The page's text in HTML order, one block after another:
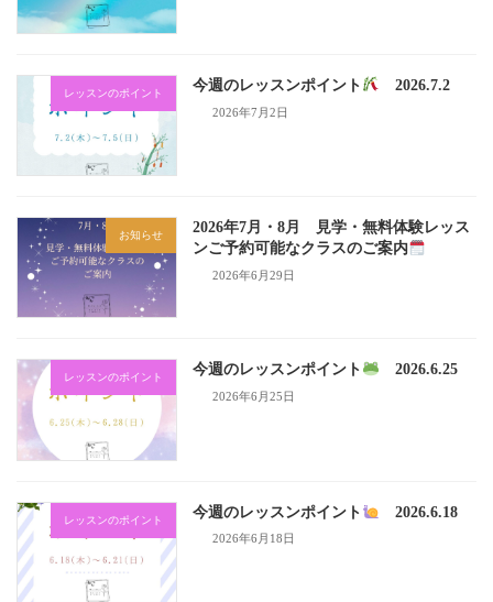
レッスンのポイント 今週のレッスンポイント 2026.7.2
2026年7月2日
お知らせ
2026年7月・8月 見学・無料体験レッス
ンご予約可能なクラスのご案内
2026年6月29日
レッスンのポイント 今週のレッスンポイント 2026.6.25
2026年6月25日
レッスンのポイント 今週のレッスンポイント 2026.6.18
2026年6月18日